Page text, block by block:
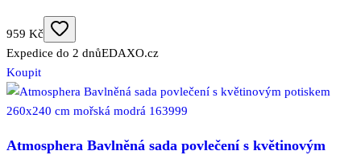
959 Kč
Expedice do 2 dnůEDAXO.cz
Koupit
Atmosphera Bavlněná sada povlečení s květinovým